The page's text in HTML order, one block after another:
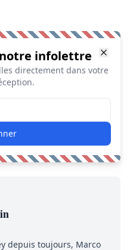
infolettre
directement dans votre
depuis toujours, Marco